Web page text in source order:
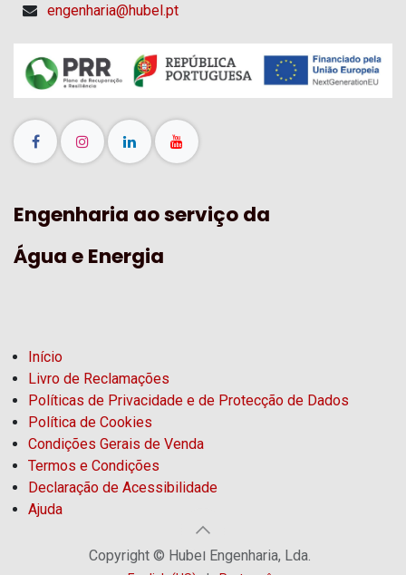
engenharia@hubel.pt
Engenharia ao serviço da
Água e Energia
Início
Livro de Reclamações
Políticas de Privacidade e de Protecção de Dados
Política de Cookies
Condições Gerais de Venda
Termos e Condições
Declaração de Acessibilidade
Ajuda
Copyright © Hubel Engenharia, Lda.